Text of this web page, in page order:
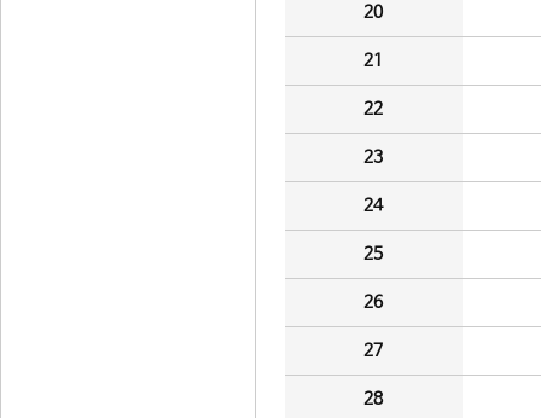
20
21
22
23
24
25
26
27
28